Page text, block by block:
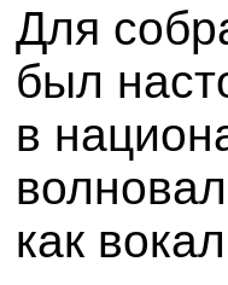
Для
был
в
как